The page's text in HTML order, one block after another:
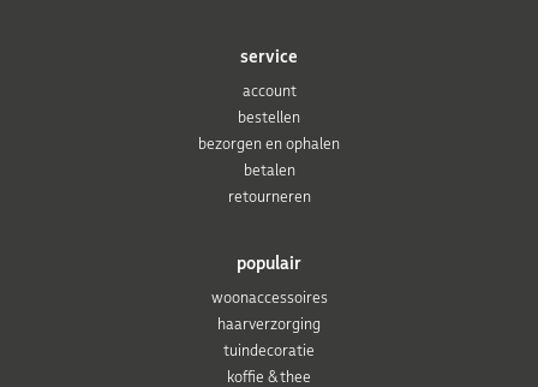
populair
woonaccessoires
haarverzorging
tuindecoratie
koffie & thee
service
account
bestellen
bezorgen en ophalen
betalen
retourneren